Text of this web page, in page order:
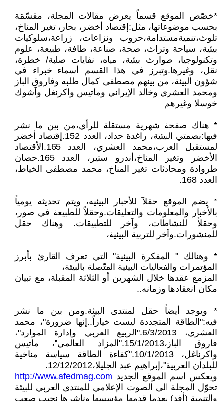
*خصّص الموقع قسماً يعرض مقالات المجلة، مقسّمَة
بحسب موضوعاتها، مثل:إقتصاد أخضر، بحار، تغير المناخ،
تلوث،تنميةمستدامة،حروب ونزاعات، زراعة،سلوكيات
بيئية، سياحة وتراث، صحة، صناعة، طافة، طبيعة، علوم
وتكنولوجيا، طوارث بيئية، مياه، نفايات صلبة/ خطرة،
نقل، وغيرها.وتبرز في هذا القسم أسماء خبراء في
شؤون البيئة، من بينهم مصطفى كمال طلبه وفاروق الباز
ومحمد العشري وخالد الإيراني وماتيس واكرنغل وآشوك
خوسلا وغيرهم
* هناك صفحة شهرية مستقلة للرأي،من بين ما نشر
فيها:بصمتي البيئية، راغدة حداد، العدد 152.إقتصاد أخضر
لمستقبل العرب،محمد العشري، العدد 165.الأقتصاد
الأخضر وتغير المناخ،أندرو ستير، العدد 165.حصان
طروادة ومحادثات تغير المناخ، محمد مصطفى الخياط،
العدد 168.
* يضم الموقع حقلآ للأخبار البيئية، ويتم تحديثه يومياً
بالأخبار والمعلومات والتعليقات.وحقلاً للطبيعة في صور،
وحقلاً للنشاطات، واَخر للتطبيقات. وهناك حقل
للمنشورات.واَخر للتربية البيئية،
* وهنالك " المفكرة البيئية" التي تعرف القارئ بأبرز
المؤتمرات والفعاليات البيئية المتّصلة بالبيئة،
المزمع عقدها خلال الشهرين أو الثلاثة المقبلة، مع تبيان
مكان انعقادها وزمانه..
* ويوجد أيضاً حقل لمنتدى البيئة.ومن بين ما نشر
فيه:"الطاقة المتجددة ليست خياراً..إنها ضرورة"، محمد
العشري، 6/3/2013."الربيع العربي وإدارة الموارد"،
فاروق الباز،15/1/2013."المزاد العالمي"، ماتيس
واكرناغل، 10/1/2013."كفاءة الطاقة سياسة مناخية
للبلدان العربية"،إبراهيم عبد الجليلا،12/12/2012.
ويعكس اسم الموقع الجديد http://www.afedmag.com
تحوّل المجلة الى الصوت الإعلامي للمنتدى العربي للبيئة
والتنمية (أفد) بعدما قدمها مؤسسها وناشرها نجيب صعب